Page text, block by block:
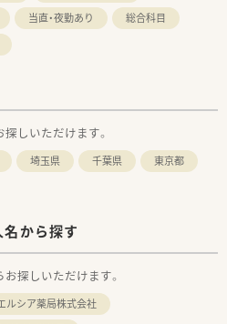
当直・夜勤あり
総合科目
しいただけます。
埼玉県 千葉県
東京都
から探す
探しいただけます。
ルシア薬局株式会社